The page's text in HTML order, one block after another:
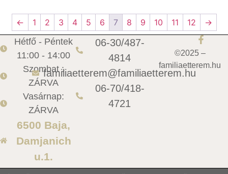
← 1 2 3 4 5 6 7 8 9 10 11 12
→
Hétfő - Péntek
11:00 - 14:00
Szombat :
ZÁRVA
Vasárnap:
ZÁRVA
6500 Baja,
Damjanich
u.1.
06-30/487-
4814
familiaetterem@familiaetterem.hu
06-70/418-
4721
©2025 –
familiaetterem.hu